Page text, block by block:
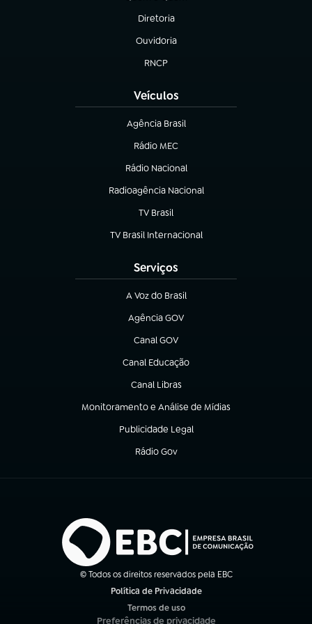
Diretoria
(abre em nova aba)
Ouvidoria
(abre em nova aba)
RNCP
(abre em nova aba)
Veículos
Agência Brasil
(abre em nova aba)
Rádio MEC
(abre em nova aba)
Rádio Nacional
Radioagência Nacional
(abre em nova aba)
TV Brasil
(abre em nova aba)
TV Brasil Internacional
(abre em nova aba)
Serviços
A Voz do Brasil
(abre em nova aba)
Agência GOV
(abre em nova aba)
Canal GOV
(abre em nova aba)
Canal Educação
(abre em nova aba)
Canal Libras
(abre em nova aba)
Monitoramento e Análise de Mídias
(abre em nova aba)
Publicidade Legal
(abre em nova aba)
Rádio Gov
(abre em nova aba)
© Todos os direitos reservados pela EBC
Política de Privacidade
Termos de uso
(abre em nova aba)
Preferências de privacidade